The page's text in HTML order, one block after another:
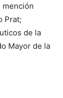
mención
Prat;
de la
Mayor de la